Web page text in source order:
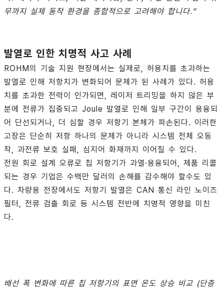
무까지 실제 동작 환경을 종합적으로 고려해야 합니다.”
발열로 인한 치명적 사고 사례
ROHM의 기술 지원 현장에서는 실제로, 허용치를 초과하는
발열로 인해 저항치가 변화되어 문제가 된 사례가 있다. 허용
치를 초과한 전력이 인가되면, 레이저 트리밍을 하지 않은 부
분에 전류가 집중되고 Joule 발열로 인해 일부 구간이 용융되
어 단선되거나, 더 심할 경우 저항기 본체가 파손된다. 이러한
고장은 단순히 저항 하나의 문제가 아니라 시스템 전체 오동
작, 과전류 보호 실패, 심지어 화재까지 이어질 수 있다.
전원 회로 설계 오류로 칩 저항기가 과열·용융되어, 제품 리콜
되는 경우 기업은 수백만 달러의 손해를 감수해야 할수도 있
다. 차량용 전장에서도 저항기 발열은 CAN 통신 라인 노이즈
필터, 전류 검출 회로 등 시스템 전반에 치명적 영향을 미친
다.
배선 폭 변화에 따른 칩 저항기의 표면 온도 상승 비교 (단층